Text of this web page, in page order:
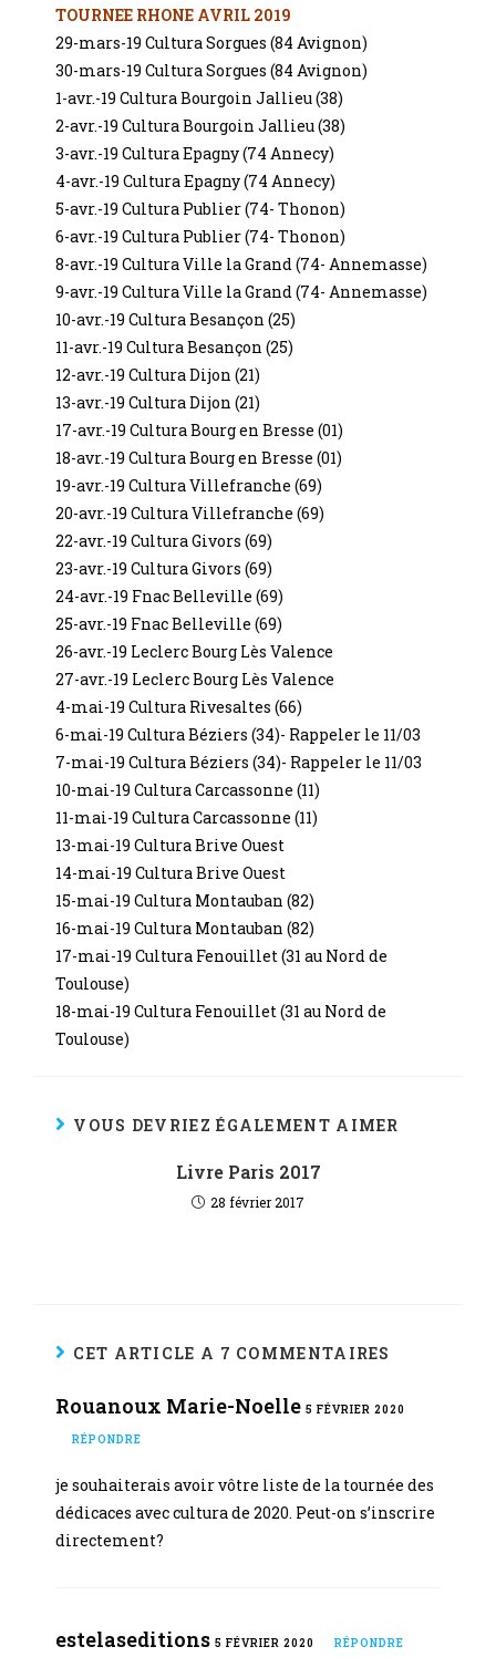
TOURNEE RHONE AVRIL 2019
29-mars-19 Cultura Sorgues (84 Avignon)
30-mars-19 Cultura Sorgues (84 Avignon)
1-avr.-19 Cultura Bourgoin Jallieu (38)
2-avr.-19 Cultura Bourgoin Jallieu (38)
3-avr.-19 Cultura Epagny (74 Annecy)
4-avr.-19 Cultura Epagny (74 Annecy)
5-avr.-19 Cultura Publier (74- Thonon)
6-avr.-19 Cultura Publier (74- Thonon)
8-avr.-19 Cultura Ville la Grand (74- Annemasse)
9-avr.-19 Cultura Ville la Grand (74- Annemasse)
10-avr.-19 Cultura Besançon (25)
11-avr.-19 Cultura Besançon (25)
12-avr.-19 Cultura Dijon (21)
13-avr.-19 Cultura Dijon (21)
17-avr.-19 Cultura Bourg en Bresse (01)
18-avr.-19 Cultura Bourg en Bresse (01)
19-avr.-19 Cultura Villefranche (69)
20-avr.-19 Cultura Villefranche (69)
22-avr.-19 Cultura Givors (69)
23-avr.-19 Cultura Givors (69)
24-avr.-19 Fnac Belleville (69)
25-avr.-19 Fnac Belleville (69)
26-avr.-19 Leclerc Bourg Lès Valence
27-avr.-19 Leclerc Bourg Lès Valence
4-mai-19 Cultura Rivesaltes (66)
6-mai-19 Cultura Béziers (34)- Rappeler le 11/03
7-mai-19 Cultura Béziers (34)- Rappeler le 11/03
10-mai-19 Cultura Carcassonne (11)
11-mai-19 Cultura Carcassonne (11)
13-mai-19 Cultura Brive Ouest
14-mai-19 Cultura Brive Ouest
15-mai-19 Cultura Montauban (82)
16-mai-19 Cultura Montauban (82)
17-mai-19 Cultura Fenouillet (31 au Nord de
Toulouse)
18-mai-19 Cultura Fenouillet (31 au Nord de
Toulouse)
VOUS DEVRIEZ ÉGALEMENT AIMER
Livre Paris 2017
28 février 2017
CET ARTICLE A 7 COMMENTAIRES
Rouanoux Marie-Noelle 5 FÉVRIER 2020
RÉPONDRE
je souhaiterais avoir vôtre liste de la tournée des
dédicaces avec cultura de 2020. Peut-on s’inscrire
directement?
estelaseditions 5 FÉVRIER 2020 RÉPONDRE